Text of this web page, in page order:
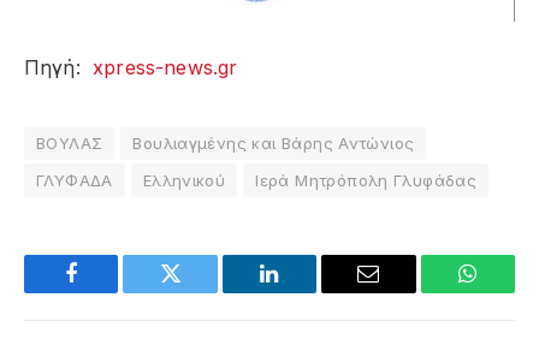
Πηγή: xpress-news.gr
ΒΟΥΛΑΣ
Βουλιαγμένης και Βάρης Αντώνιος
ΓΛΥΦΑΔΑ
Ελληνικού Ιερά Μητρόπολη Γλυφάδας
Facebook Twitter LinkedIn Email